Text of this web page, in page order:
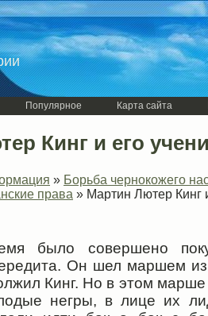
Популярное Карта сайта
Кинг и его
» Борьба чернокожего
права » Мартин Лютер Кинг
было совершено
Он шел маршем
Кинг. Но в этом марше
негры, в лице их